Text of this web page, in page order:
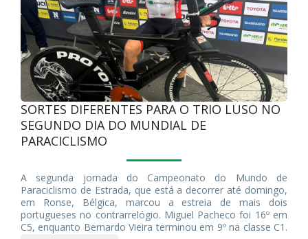
SORTES DIFERENTES PARA O TRIO LUSO NO
SEGUNDO DIA DO MUNDIAL DE
PARACICLISMO
A segunda jornada do Campeonato do Mundo de
Paraciclismo de Estrada, que está a decorrer até domingo,
em Ronse, Bélgica, marcou a estreia de mais dois
portugueses no contrarrelógio. Miguel Pacheco foi 16º em
C5, enquanto Bernardo Vieira terminou em 9º na classe C1.